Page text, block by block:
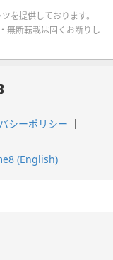
を提供しております。
無断転載は固くお断りし
シーポリシー
(English)